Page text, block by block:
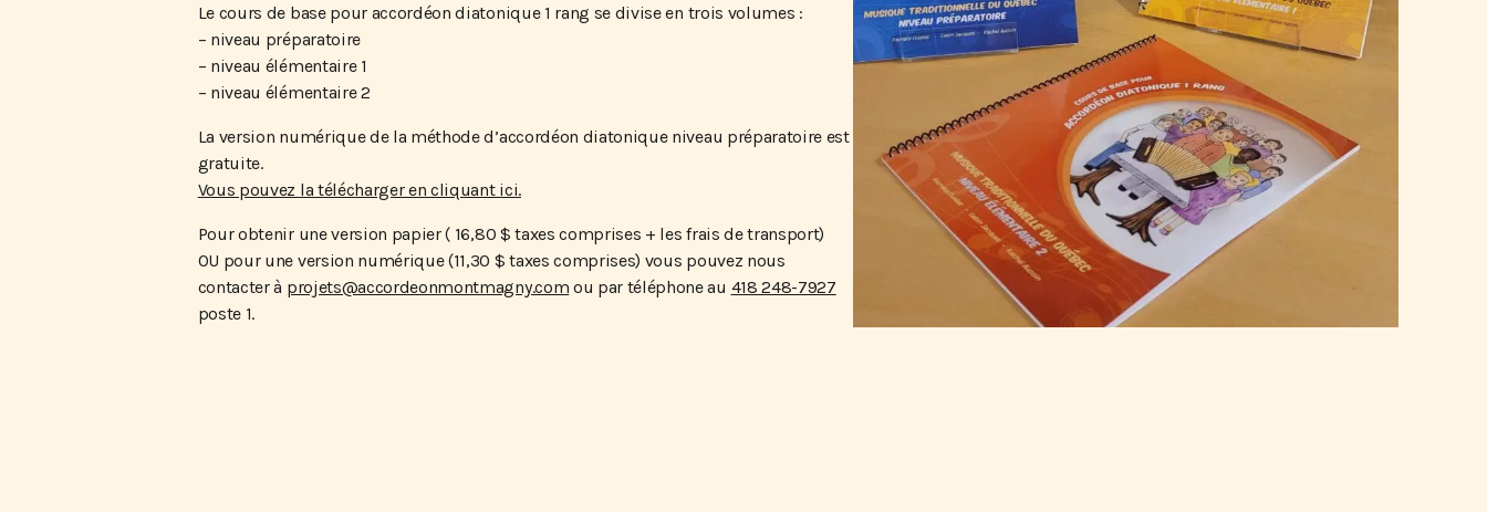
Le cours de base pour accordéon diatonique 1 rang se divise en trois volumes :
– niveau préparatoire
– niveau élémentaire 1
– niveau élémentaire 2
La version numérique de la méthode d’accordéon diatonique niveau préparatoire est
gratuite.
Vous pouvez la télécharger en cliquant ici.
Pour obtenir une version papier ( 16,80 $ taxes comprises + les frais de transport)
OU pour une version numérique (11,30 $ taxes comprises) vous pouvez nous
contacter à projets@accordeonmontmagny.com ou par téléphone au 418 248-7927
poste 1.